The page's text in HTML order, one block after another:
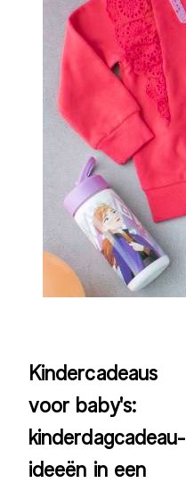
Kindercadeaus
voor baby's:
kinderdagcadeau-
ideeën in een